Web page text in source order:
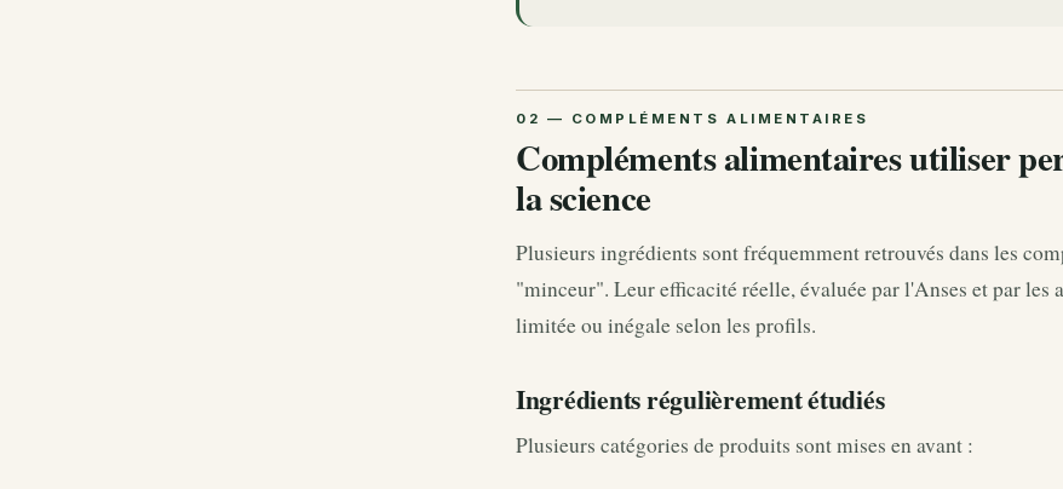
Compléments alimentaires utiliser
la science
Plusieurs ingrédients sont fréquemment retrouvés dans les
"minceur". Leur efficacité réelle, évaluée par l'Anses et par les
limitée ou inégale selon les profils.
Ingrédients régulièrement étudiés
Plusieurs catégories de produits sont mises en avant :